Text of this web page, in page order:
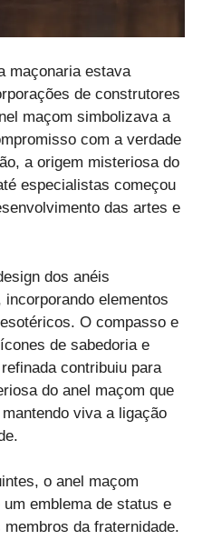
maçonaria estava
de construtores
maçom simbolizava a
com a verdade
a origem misteriosa do
especialistas começou
das artes e
dos anéis
elementos
O compasso e
de sabedoria e
contribuiu para
do anel maçom que
viva a ligação
o anel maçom
emblema de status e
da fraternidade.